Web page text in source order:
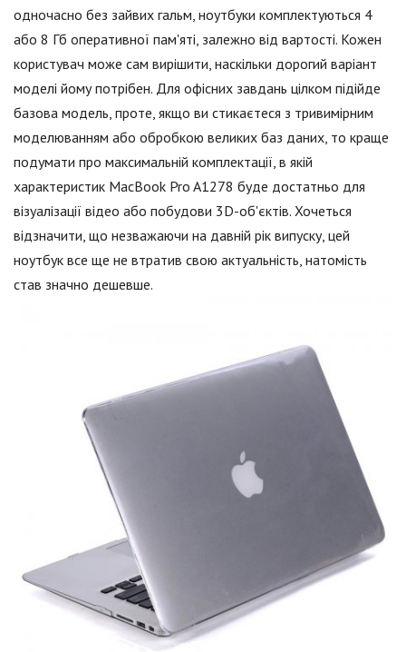
одночасно без зайвих гальм, ноутбуки комплектуються 4
або 8 Гб оперативної пам'яті, залежно від вартості. Кожен
користувач може сам вирішити, наскільки дорогий варіант
моделі йому потрібен. Для офісних завдань цілком підійде
базова модель, проте, якщо ви стикаєтеся з тривимірним
моделюванням або обробкою великих баз даних, то краще
подумати про максимальній комплектації, в якій
характеристик MacBook Pro A1278 буде достатньо для
візуалізації відео або побудови 3D-об'єктів. Хочеться
відзначити, що незважаючи на давній рік випуску, цей
ноутбук все ще не втратив свою актуальність, натомість
став значно дешевше.